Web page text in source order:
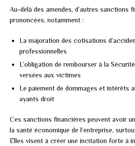
Au-delà des amendes, d’autres sanctions
prononcées, notamment :
La majoration des cotisations
professionnelles
L’obligation de rembourser à la
versées aux victimes
Le paiement de dommages et intérêts
ayants droit
Ces sanctions financières peuvent avoir
la santé économique de l’entreprise,
Elles visent à créer une incitation forte à